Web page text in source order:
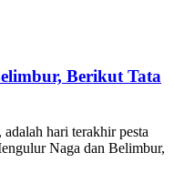
Berikut Tata
hari terakhir pesta
Naga dan Belimbur,